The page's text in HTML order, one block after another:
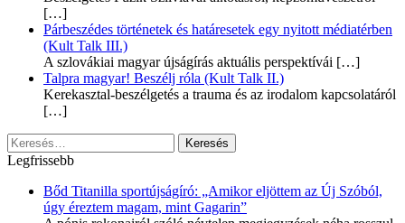
[…]
Párbeszédes történetek és határesetek egy nyitott médiatérben
(Kult Talk III.)
A szlovákiai magyar újságírás aktuális perspektívái […]
Talpra magyar! Beszélj róla (Kult Talk II.)
Kerekasztal-beszélgetés a trauma és az irodalom kapcsolatáról
[…]
Keresés:
Legfrissebb
Bőd Titanilla sportújságíró: „Amikor eljöttem az Új Szóból,
úgy éreztem magam, mint Gagarin”